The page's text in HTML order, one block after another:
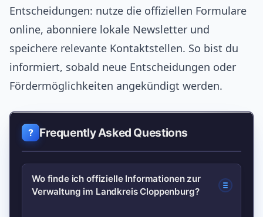
Entscheidungen: nutze die offiziellen Formulare
online, abonniere lokale Newsletter und
speichere relevante Kontaktstellen. So bist du
informiert, sobald neue Entscheidungen oder
Fördermöglichkeiten angekündigt werden.
Frequently Asked Questions
Wo finde ich offizielle Informationen zur
Verwaltung im Landkreis Cloppenburg?